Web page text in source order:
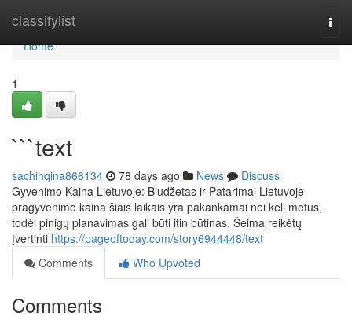
classifylist
Home
Home
1
```text
sachinqina866134 78 days ago News
Discuss
Gyvenimo Kaina Lietuvoje: Biudžetas ir Patarimai Lietuvoje
pragyvenimo kaina šiais laikais yra pakankamai nei keli metus,
todėl pinigų planavimas gali būti itin būtinas. Šeima reikėtų
įvertinti https://pageoftoday.com/story6944448/text
Comments
Who Upvoted
Comments